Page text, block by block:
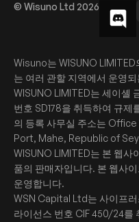
© Wisuno Ltd 2026
Wisuno는 WISUNO
는 여러 관할 지역에서 운영
WISUNO LIMITED는 세이셸
번호 SD178을 취득하여 규제
의 등록 사무실 주소는
Port, Mahe, Republic of
WISUNO LIMITED는 본 웹사
품의 판매자입니다. 본 웹사
운영합니다.
WSN Capital Ltd는 사이프
라이선스 번호 CIF 450/24를